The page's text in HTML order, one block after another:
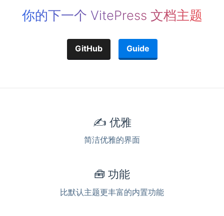
你的下一个 VitePress 文档主题
GitHub Guide
✍️ 优雅
简洁优雅的界面
🧰 功能
比默认主题更丰富的内置功能